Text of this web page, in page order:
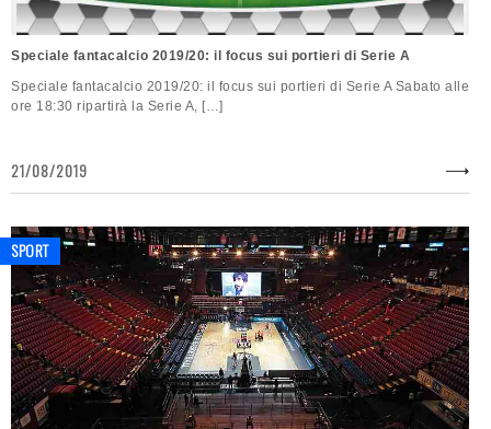
Speciale fantacalcio 2019/20: il focus sui portieri di Serie A
Speciale fantacalcio 2019/20: il focus sui portieri di Serie A Sabato alle
ore 18:30 ripartirà la Serie A, […]
21/08/2019
SPORT